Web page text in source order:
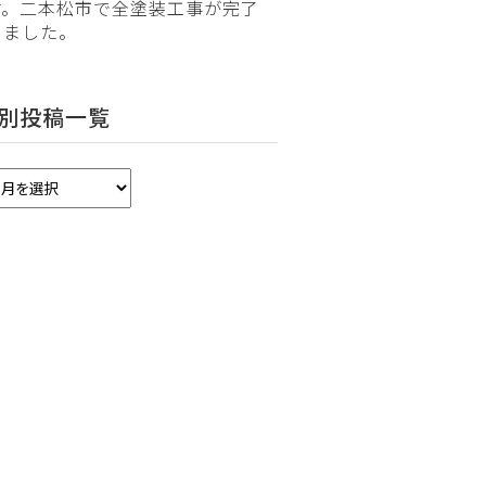
二本松市で全塗装工事が完了
した。
投稿一覧